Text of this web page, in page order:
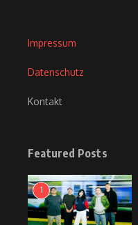
Impressum
Datenschutz
Kontakt
Featured Posts
1